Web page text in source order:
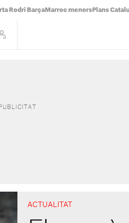
Rodri Barça Marroc menors Plans
ACTUALITAT